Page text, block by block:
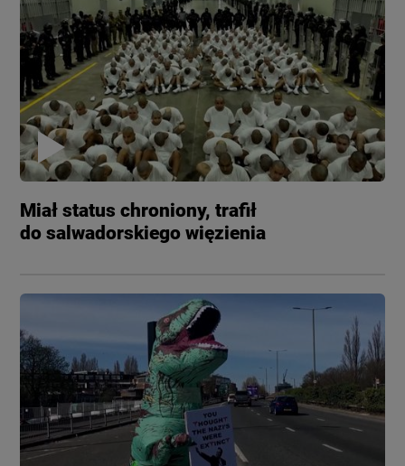
Miał status chroniony, trafił
do salwadorskiego więzienia